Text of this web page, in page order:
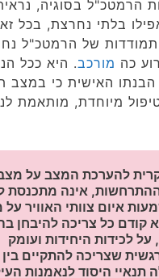
הרמטכ"ל בסוגיה,
בלתי נחרצת, בכל
של הרמטכ"ל
כה מורכב. היא ככל
הבנתו האישית כי במצב
מיוחדת, מותאמת